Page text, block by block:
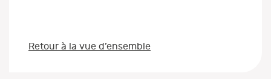
Retour à la vue d’ensemble